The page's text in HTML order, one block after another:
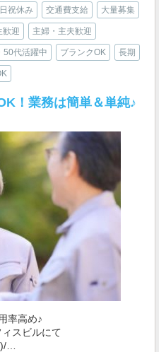
祝休み 交通費支給 大量募集
歓迎 主婦・主夫歓迎
50代活躍中 ブランクOK 長期
！業務は簡単＆単純♪
率高め♪
スビルにて